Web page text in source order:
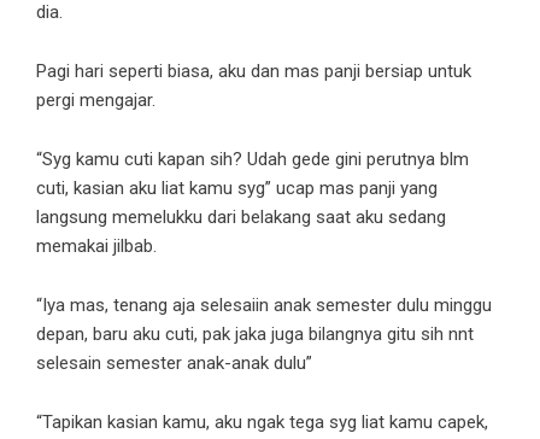
dia.
Pagi hari seperti biasa, aku dan mas panji bersiap untuk
pergi mengajar.
“Syg kamu cuti kapan sih? Udah gede gini perutnya blm
cuti, kasian aku liat kamu syg” ucap mas panji yang
langsung memelukku dari belakang saat aku sedang
memakai jilbab.
“Iya mas, tenang aja selesaiin anak semester dulu minggu
depan, baru aku cuti, pak jaka juga bilangnya gitu sih nnt
selesain semester anak-anak dulu”
“Tapikan kasian kamu, aku ngak tega syg liat kamu capek,